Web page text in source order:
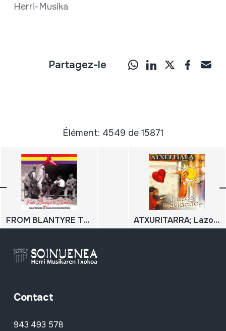
Herri-Musika
Partagez-le
Élément: 4549 de 15871
FROM BLANTYRE TO BARCELONA; Songs of the Scottish anti-fascists and the International Brigade ATXURITARRA; Lazos navideños
Contact
943 493 578